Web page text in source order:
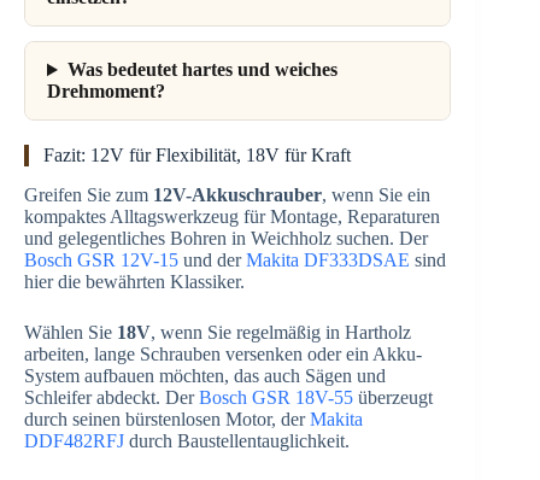
Was bedeutet hartes und weiches
Drehmoment?
Fazit: 12V für Flexibilität, 18V für Kraft
Greifen Sie zum 12V-Akkuschrauber, wenn Sie ein
kompaktes Alltagswerkzeug für Montage, Reparaturen
und gelegentliches Bohren in Weichholz suchen. Der
Bosch GSR 12V-15 und derMakita DF333DSAE sind
hier die bewährten Klassiker.
Wählen Sie 18V, wenn Sie regelmäßig in Hartholz
arbeiten, lange Schrauben versenken oder ein Akku-
System aufbauen möchten, das auch Sägen und
Schleifer abdeckt. DerBosch GSR 18V-55 überzeugt
durch seinen bürstenlosen Motor, derMakita
DDF482RFJ durch Baustellentauglichkeit.